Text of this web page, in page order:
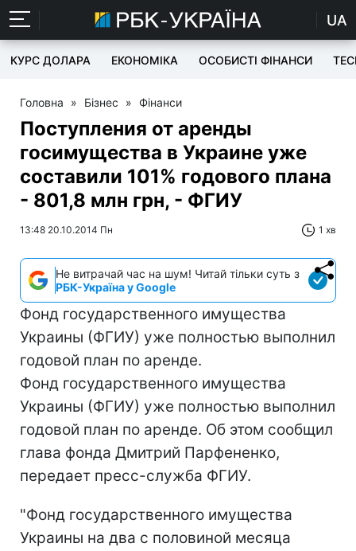
UA
КУРС ДОЛАРА ЕКОНОМІКА ОСОБИСТІ ФІНАНСИ
Головна » Бізнес » Фінанси
Поступления от аренды
госимущества в Украине уже
составили 101% годового плана
- 801,8 млн грн, - ФГИУ
13:48 20.10.2014 Пн 1 хв
Не витрачай час на шум! Читай тільки суть з
РБК-Україна у Google
Фонд государственного имущества
Украины (ФГИУ) уже полностью выполнил
годовой план по аренде.
Фонд государственного имущества
Украины (ФГИУ) уже полностью выполнил
годовой план по аренде. Об этом сообщил
глава фонда Дмитрий Парфененко,
передает пресс-служба ФГИУ.
"Фонд государственного имущества
Украины на два с половиной месяца